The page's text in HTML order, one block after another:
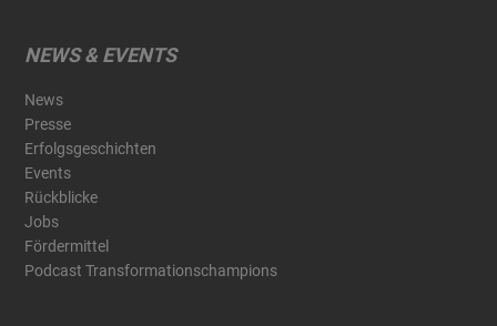
NEWS & EVENTS
News
Presse
Erfolgsgeschichten
Events
Rückblicke
Jobs
Fördermittel
Podcast Transformationschampions